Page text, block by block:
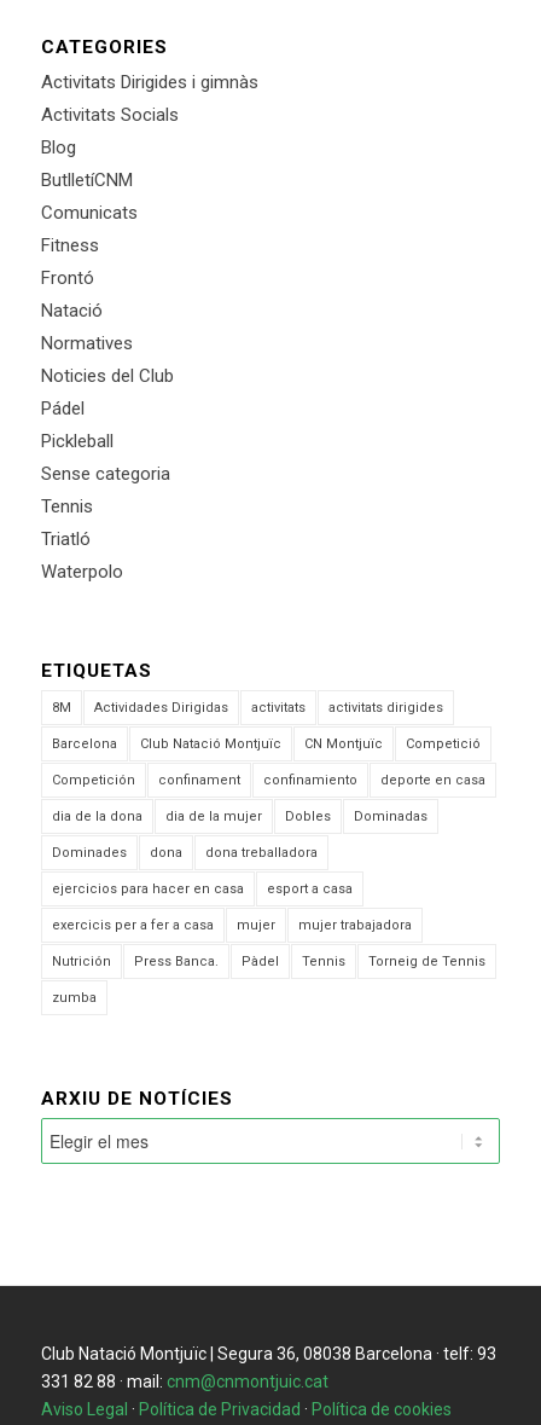
CATEGORIES
Activitats Dirigides i gimnàs
Activitats Socials
Blog
ButlletíCNM
Comunicats
Fitness
Frontó
Natació
Normatives
Noticies del Club
Pádel
Pickleball
Sense categoria
Tennis
Triatló
Waterpolo
ETIQUETAS
8M Actividades Dirigidas activitats activitats dirigides
Barcelona Club Natació Montjuïc CN Montjuïc Competició
Competición confinament confinamiento deporte en casa
dia de la dona dia de la mujer Dobles Dominadas
Dominades dona dona treballadora
ejercicios para hacer en casa esport a casa
exercicis per a fer a casa mujer mujer trabajadora
Nutrición Press Banca. Pàdel Tennis Torneig de Tennis
zumba
ARXIU DE NOTÍCIES
Club Natació Montjuïc | Segura 36, 08038 Barcelona · telf: 93
331 82 88 · mail: cnm@cnmontjuic.cat
Aviso Legal · Política de Privacidad · Política de cookies